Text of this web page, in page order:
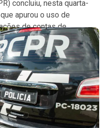
concluiu, nesta quarta-
apurou o uso de
de contas de...